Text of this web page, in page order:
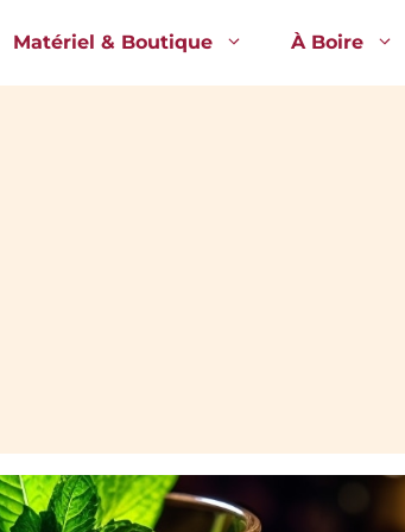
Matériel & Boutique À Boire